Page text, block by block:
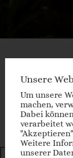
Unsere
Um unsere
machen,
Dabei
verarbeitet
Weitere
unserer